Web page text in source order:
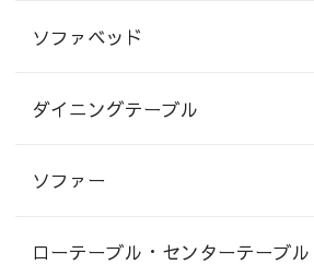
ソファベッド
ダイニングテーブル
ソファー
ローテーブル・センターテーブル